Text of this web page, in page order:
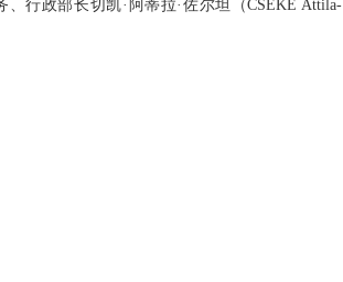
行政部长切凯·阿蒂拉·佐尔坦（CSEKE Attila-